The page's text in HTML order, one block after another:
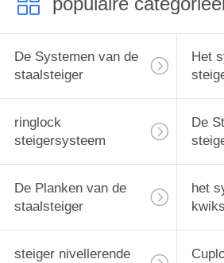
De Systemen van de
staalsteiger
Het
ringlock
steigersysteem
De
De Planken van de
staalsteiger
het
steiger nivellerende